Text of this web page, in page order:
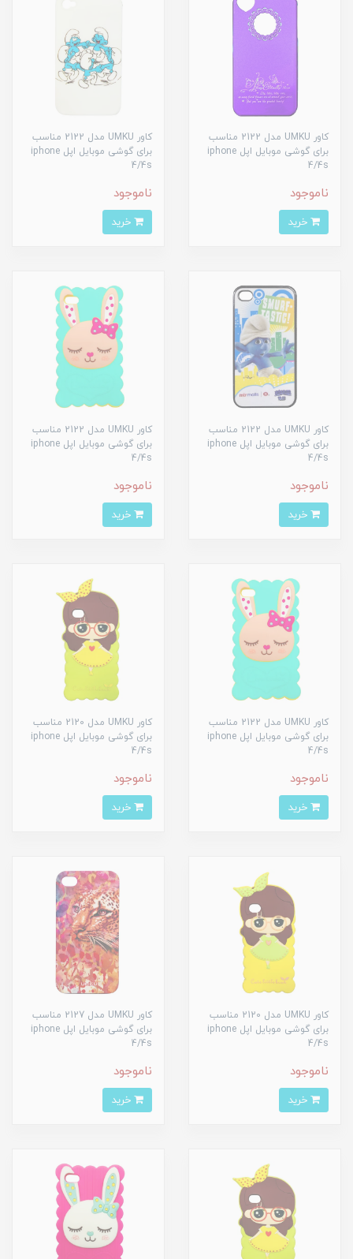
کاور UMKU مدل 2122 مناسب
برای گوشی موبایل اپل iphone
4/4s
ناموجود
کاور UMKU مدل 2122 مناسب
برای گوشی موبایل اپل iphone
4/4s
ناموجود
کاور UMKU مدل 2122 مناسب
برای گوشی موبایل اپل iphone
4/4s
ناموجود
کاور UMKU مدل 2122 مناسب
برای گوشی موبایل اپل iphone
4/4s
ناموجود
کاور UMKU مدل 2122 مناسب
برای گوشی موبایل اپل iphone
4/4s
ناموجود
کاور UMKU مدل 2120 مناسب
برای گوشی موبایل اپل iphone
4/4s
ناموجود
کاور UMKU مدل 2120 مناسب
برای گوشی موبایل اپل iphone
4/4s
ناموجود
کاور UMKU مدل 2127 مناسب
برای گوشی موبایل اپل iphone
4/4s
ناموجود